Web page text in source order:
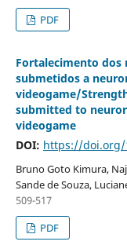
PDF
Fortalecimento dos
submetidos a
videogame/
submitted to
videogame
DOI: https://doi.org/
Bruno Goto Kimura,
Sande de Souza,
509-517
PDF